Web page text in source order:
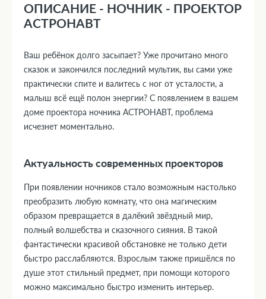
ОПИСАНИЕ - НОЧНИК - ПРОЕКТОР
АСТРОНАВТ
Ваш ребёнок долго засыпает? Уже прочитано много
сказок и закончился последний мультик, вы сами уже
практически спите и валитесь с ног от усталости, а
малыш всё ещё полон энергии? С появлением в вашем
доме проектора ночника АСТРОНАВТ, проблема
исчезнет моментально.
Актуальность современных проекторов
При появлении ночников стало возможным настолько
преобразить любую комнату, что она магическим
образом превращается в далёкий звёздный мир,
полный волшебства и сказочного сияния. В такой
фантастически красивой обстановке не только дети
быстро расслабляются. Взрослым также пришёлся по
душе этот стильный предмет, при помощи которого
можно максимально быстро изменить интерьер.